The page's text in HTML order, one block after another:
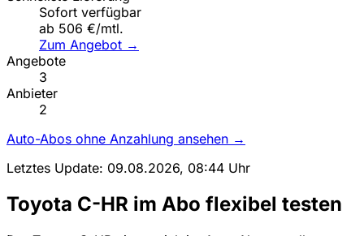
Sofort verfügbar
ab 506 €/mtl.
Zum Angebot →
Angebote
3
Anbieter
2
Auto-Abos ohne Anzahlung ansehen →
Letztes Update: 09.08.2026, 08:44 Uhr
Toyota C-HR im Abo flexibel testen